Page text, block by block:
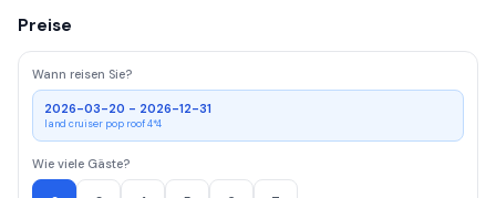
Preise
Wann reisen Sie?
2026-03-20 - 2026-12-31
land cruiser pop roof 4*4
Wie viele Gäste?